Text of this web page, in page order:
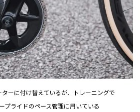
ーに付け替えているが、トレーニングで
プライドのペース管理に用いている